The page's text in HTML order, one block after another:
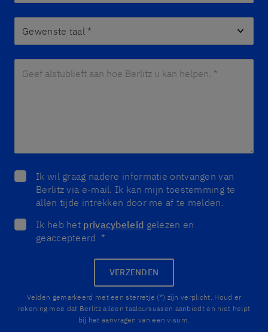
Ik wil graag nadere informatie ontvangen van
Berlitz via e-mail. Ik kan mijn toestemming te
allen tijde intrekken door me af te melden.
Ik heb het privacybeleid gelezen en
geaccepteerd *
VERZENDEN
Velden gemarkeerd met een sterretje (*) zijn verplicht. Houd er
rekening mee dat Berlitz alleen taalcursussen aanbiedt en niet helpt
bij het aanvragen van een visum.